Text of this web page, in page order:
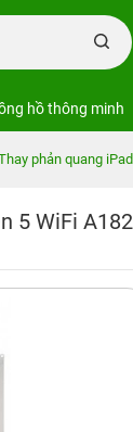
hồ thông minh
phản quang
5 WiFi